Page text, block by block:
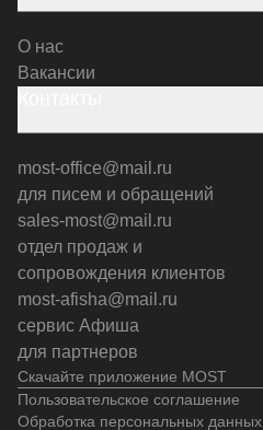
Скачайте приложение MOST
О нас
Вакансии
most-office@mail.ru
для писем и обращений
sales-most@mail.ru
отдел продаж и
сопровождения клиентов
most-afisha@mail.ru
сервис Афиша
для партнеров
Пользовательское соглашение
Обработка персональных данных